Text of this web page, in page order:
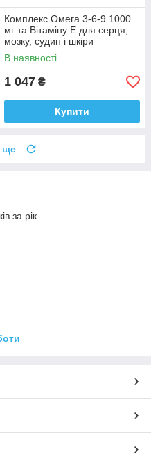
Комплекс Омега 3-6-9 1000
мг та Вітаміну E для серця,
мозку, судин і шкіри
Medfuture Omega 3-6-9, 200
капсул Доставка з ЄС
В наявності
1 047 ₴
Купити
ще
за рік